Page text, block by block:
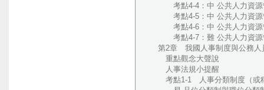
考點4-4：中 公共人力資源管
考點4-5：中 公共人力資源管
考點4-6：中 公共人力資源管
考點4-7：難 公共人力資源管
第2章 我國人事制度與公務人
重點觀念大聲說
人事法規小提醒
考點1-1 人事分類制度（或